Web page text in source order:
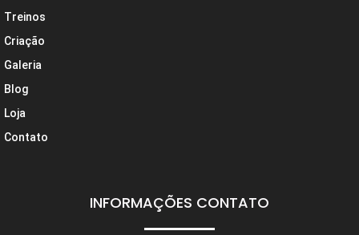
Treinos
Criação
Galeria
Blog
Loja
Contato
INFORMAÇÕES CONTATO